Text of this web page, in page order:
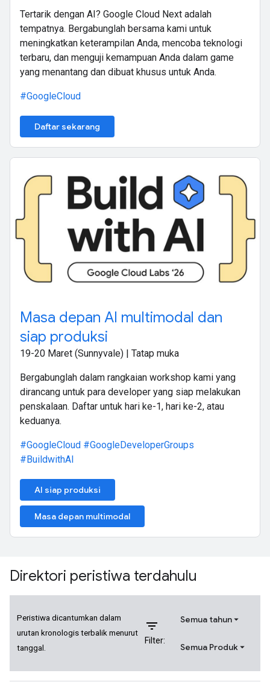
Tertarik dengan AI? Google Cloud Next adalah
tempatnya. Bergabunglah bersama kami untuk
meningkatkan keterampilan Anda, mencoba teknologi
terbaru, dan menguji kemampuan Anda dalam game
yang menantang dan dibuat khusus untuk Anda.
#GoogleCloud
Daftar sekarang
Masa depan AI multimodal dan
siap produksi
19-20 Maret (Sunnyvale) | Tatap muka
Bergabunglah dalam rangkaian workshop kami yang
dirancang untuk para developer yang siap melakukan
penskalaan. Daftar untuk hari ke-1, hari ke-2, atau
keduanya.
#GoogleCloud #GoogleDeveloperGroups
#BuildwithAI
AI siap produksi
Masa depan multimodal
Direktori peristiwa terdahulu
Peristiwa dicantumkan dalam
urutan kronologis terbalik menurut
tanggal.
filter_list
Filter:
Semua tahun
Semua Produk